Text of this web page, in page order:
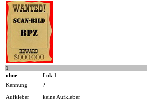
1
ohne
Lok 1
Kennung
?
Aufkleber keine Aufkleber